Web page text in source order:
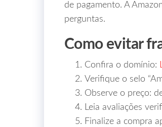
de pagamento. A
perguntas.
Como evitar
Confira o domínio:
Verifique o selo
Observe o preço:
Leia avaliações
Finalize a compra